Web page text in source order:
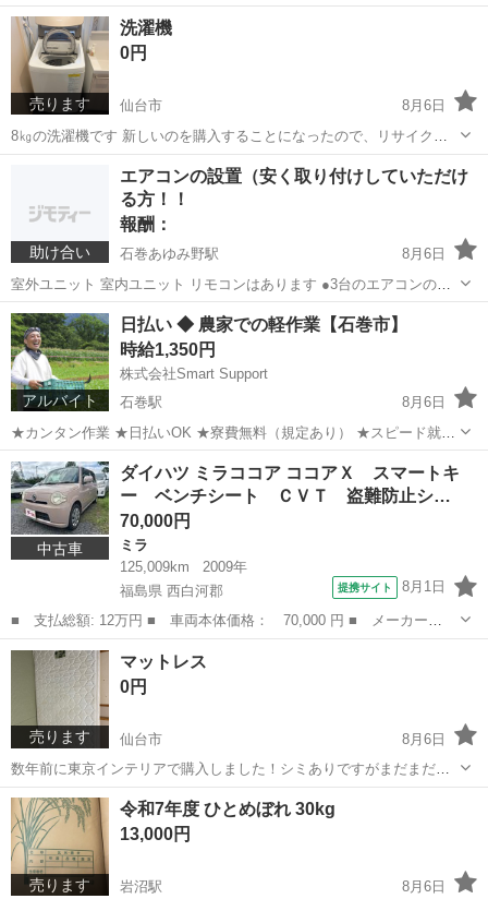
す。 処分に困っているためもし使いたい方がいらっしゃれば無料で差
し上げます。 お気軽にご連絡ください！ 場所は仙台市宮城野区です。
宮城 仙台市 中野栄駅
売ります
洗濯機
0円
仙台市
8月6日
8㎏の洗濯機です 新しいのを購入することになったので、リサイクル
に出す前に投稿してみました 今現在も使ってる現役で、乾燥を使わな
ければ普通に使えます 層洗浄などやってはみましたが、乾燥を使うと
見えないところから汚れが出てく...
助け合い
エアコンの設置（安く取り付けしていただけ
る方！！
報酬：
石巻あゆみ野駅
8月6日
室外ユニット 室内ユニット リモコンはあります ●3台のエアコンの設
置 18畳を１階に1台 6畳を 2階に2台 2階のエアコンの室外機を1階に置
く ●穴もあいていないので穴あけも ●室外用のけしょうかばー（黒色
●...
宮城 石巻市 石巻あゆみ野駅 手伝って/助けて
アルバイト
日払い ◆ 農家での軽作業【石巻市】
時給1,350円
株式会社Smart Support
石巻駅
8月6日
★カンタン作業 ★日払いOK ★寮費無料（規定あり） ★スピード就業
（最短翌日） ■ 仕事内容 主に以下のような作業を行います。 基本的
には複数人で作業します。 ・野菜の収穫 ・仕分けや梱包 ...
宮城 石巻市 石巻駅
中古車
ダイハツ ミラココア ココアＸ スマートキ
ー ベンチシート ＣＶＴ 盗難防止シ…
70,000円
ミラ
125,009km
2009年
福島県 西白河郡
提携サイト 8月1日
■ 支払総額: 12万円 ■ 車両本体価格： 70,000 円 ■ メーカー
名： ダイハツ ■ 車種名： ミラココア ■ グレード名： ココア
Ｘ スマートキー ベンチシート ＣＶＴ 盗難防止システム ＡＢ
Ｓ ＣＤ 衝突安全...
福島 西白河郡
売ります
マットレス
0円
仙台市
8月6日
数年前に東京インテリアで購入しました！シミありですがまだまだ使
えます。 よろしくお願いします。
宮城 仙台市 寝具
売ります
令和7年度 ひとめぼれ 30kg
13,000円
岩沼駅
8月6日